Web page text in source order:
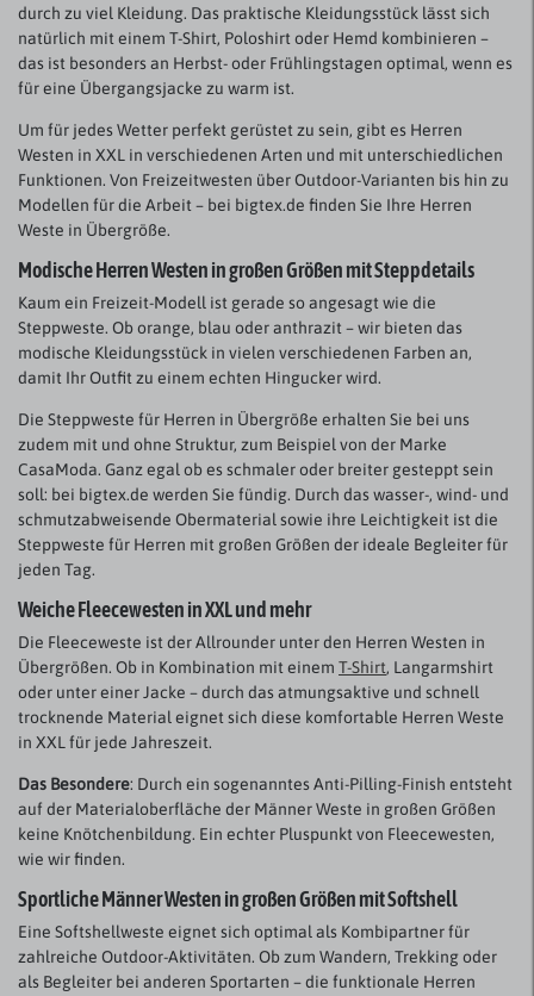
durch zu viel Kleidung. Das praktische Kleidungsstück lässt sich
natürlich mit einem T-Shirt, Poloshirt oder Hemd kombinieren –
das ist besonders an Herbst- oder Frühlingstagen optimal, wenn es
für eine Übergangsjacke zu warm ist.
Um für jedes Wetter perfekt gerüstet zu sein, gibt es Herren
Westen in XXL in verschiedenen Arten und mit unterschiedlichen
Funktionen. Von Freizeitwesten über Outdoor-Varianten bis hin zu
Modellen für die Arbeit – bei bigtex.de finden Sie Ihre Herren
Weste in Übergröße.
Modische Herren Westen in großen Größen mit Steppdetails
Kaum ein Freizeit-Modell ist gerade so angesagt wie die
Steppweste. Ob orange, blau oder anthrazit – wir bieten das
modische Kleidungsstück in vielen verschiedenen Farben an,
damit Ihr Outfit zu einem echten Hingucker wird.
Die Steppweste für Herren in Übergröße erhalten Sie bei uns
zudem mit und ohne Struktur, zum Beispiel von der Marke
CasaModa. Ganz egal ob es schmaler oder breiter gesteppt sein
soll: bei bigtex.de werden Sie fündig. Durch das wasser-, wind- und
schmutzabweisende Obermaterial sowie ihre Leichtigkeit ist die
Steppweste für Herren mit großen Größen der ideale Begleiter für
jeden Tag.
Weiche Fleecewesten in XXL und mehr
Die Fleeceweste ist der Allrounder unter den Herren Westen in
Übergrößen. Ob in Kombination mit einem T-Shirt, Langarmshirt
oder unter einer Jacke – durch das atmungsaktive und schnell
trocknende Material eignet sich diese komfortable Herren Weste
in XXL für jede Jahreszeit.
Das Besondere: Durch ein sogenanntes Anti-Pilling-Finish entsteht
auf der Materialoberfläche der Männer Weste in großen Größen
keine Knötchenbildung. Ein echter Pluspunkt von Fleecewesten,
wie wir finden.
Sportliche Männer Westen in großen Größen mit Softshell
Eine Softshellweste eignet sich optimal als Kombipartner für
zahlreiche Outdoor-Aktivitäten. Ob zum Wandern, Trekking oder
als Begleiter bei anderen Sportarten – die funktionale Herren